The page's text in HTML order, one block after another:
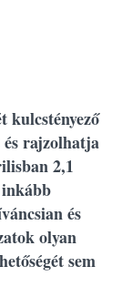
kulcstényező
rajzolhatja
2,1
és
olyan
sem